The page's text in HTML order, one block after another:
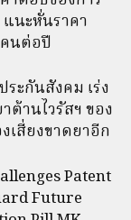
แนะหั่นราคา
นต่อปี
ะกันสังคม เร่ง
ต้านไวรัสฯ ของ
เสี่ยงขาดยาอีก
Patent
Future